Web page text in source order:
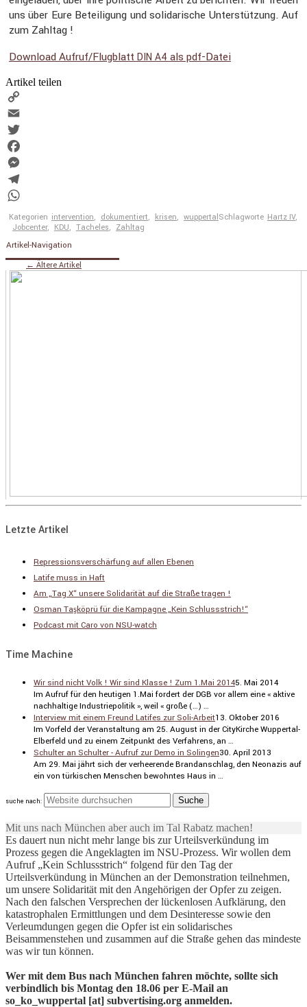
uns über Eure Betei­li­gung und solida­ri­sche Unter­stüt­zung. Auf
zum Zahltag !
Download Aufruf/Flugblatt DIN A4 als pdf-Datei
Artikel teilen
Copy
Link
Email
Twitter
Facebook
Messenger
Telegram
WhatsApp
Kategorien intervention, dokumentiert, krisen, wuppertalSchlagworte Hartz IV,
Jobcenter, KDU, Tacheles, Zahltag
Artikel-Navigation
← Ältere Artikel
Letzte Artikel
Repressionsverschärfung auf allen Ebenen
Latife muss in Haft
Am „Tag X“ unsere Solidarität auf die Straße tragen !
Osman Taşköprü für die Kampagne „Kein Schlussstrich!“
Podcast mit Caro von NSU-watch
Time Machine
Wir sind nicht Volk ! Wir sind Klasse ! Zum 1.Mai 20145. Mai 2014
Im Aufruf für den heutigen 1.Mai fordert der DGB vor allem eine « aktive
nachhal­tige Indus­trie­po­litik », weil « große (…) …
Interview mit einem Freund Latifes zur Soli-Arbeit13. Oktober 2016
Im Vorfeld der Veran­stal­tung am 25. August in der CityKirche Wuppertal-
Elber­feld und zu einem Zeitpunkt des Verfah­rens, an …
Schulter an Schulter - Aufruf zur Demo in Solingen30. April 2013
Am 29. Mai jährt sich der verhee­rende Brand­an­schlag, den Neonazis auf
ein von türki­schen Menschen bewohntes Haus in …
suche nach:
Mit uns nach München aber auch im Tal Rabatz machen!
Es dauert nun nicht mehr lange bis zur Urteilsverkündung im
Prozess gegen die Angeklagten im NSU-Prozess. Wir wollen dem
Aufruf „Kein Schlussstrich“ folgend für den Tag der
Urteilsverkündung in München an der Demonstration teilnehmen,
um unsere Solidarität mit den Angehörigen der Opfer zu zeigen.
Nach den falschen Versprechen der lückenlosen Aufklärung, den
katastrophalen Ermittlungen und dem Desinteresse sowie den
Verleumdungen gegen die Opfer ist ein solidarisches
Beisammenstehen und zusammen auf die Straße gehen das mindeste
was wir tun können.
Wer mit dem Bus nach München fahren möchte, sollte sich
verbindlich bis Montag den 18.06 per E-Mail an
so_ko_wuppertal [at] subvertising.org anmelden.